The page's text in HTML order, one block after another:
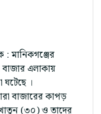
: মানিকগঞ্জের
এলাকায়
।
বাজারের কাপড়
খাতুন (৩০) ও তাদের